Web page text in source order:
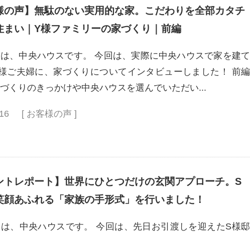
の声】無駄のない実用的な家。こだわりを全部カタチ
まい｜Y様ファミリーの家づくり｜前編
、中央ハウスです。 今回は、実際に中央ハウスで家を建て
ご夫婦に、家づくりについてインタビューしました！ 前編
くりのきっかけや中央ハウスを選んでいただい...
[ お客様の声 ]
トレポート】世界にひとつだけの玄関アプローチ。S
顔あふれる「家族の手形式」を行いました！
、中央ハウスです。 今回は、先日お引渡しを迎えたS様邸